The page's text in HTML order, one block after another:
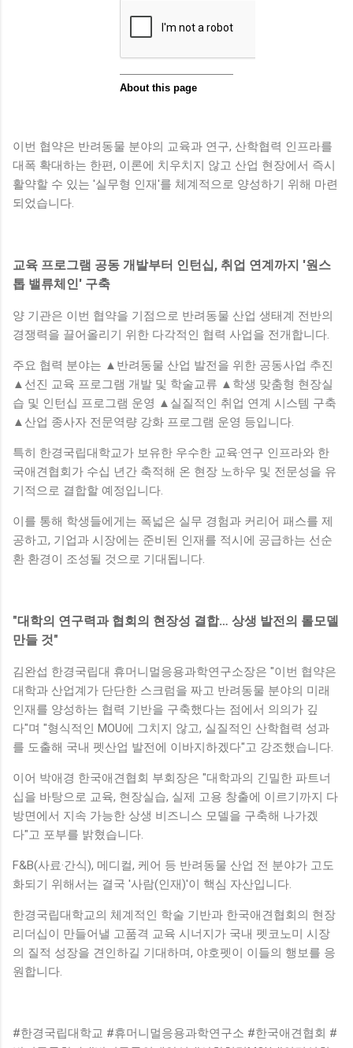
이번 협약은 반려동물 분야의 교육과 연구, 산학협력 인프라를
대폭 확대하는 한편, 이론에 치우치지 않고 산업 현장에서 즉시
활약할 수 있는 '실무형 인재'를 체계적으로 양성하기 위해 마련
되었습니다.
교육 프로그램 공동 개발부터 인턴십, 취업 연계까지 '원스
톱 밸류체인' 구축
양 기관은 이번 협약을 기점으로 반려동물 산업 생태계 전반의
경쟁력을 끌어올리기 위한 다각적인 협력 사업을 전개합니다.
주요 협력 분야는 ▲반려동물 산업 발전을 위한 공동사업 추진
▲선진 교육 프로그램 개발 및 학술교류 ▲학생 맞춤형 현장실
습 및 인턴십 프로그램 운영 ▲실질적인 취업 연계 시스템 구축
▲산업 종사자 전문역량 강화 프로그램 운영 등입니다.
특히 한경국립대학교가 보유한 우수한 교육·연구 인프라와 한
국애견협회가 수십 년간 축적해 온 현장 노하우 및 전문성을 유
기적으로 결합할 예정입니다.
이를 통해 학생들에게는 폭넓은 실무 경험과 커리어 패스를 제
공하고, 기업과 시장에는 준비된 인재를 적시에 공급하는 선순
환 환경이 조성될 것으로 기대됩니다.
"대학의 연구력과 협회의 현장성 결합… 상생 발전의 롤모델
만들 것"
김완섭 한경국립대 휴머니멀응용과학연구소장은 "이번 협약은
대학과 산업계가 단단한 스크럼을 짜고 반려동물 분야의 미래
인재를 양성하는 협력 기반을 구축했다는 점에서 의의가 깊
다"며 "형식적인 MOU에 그치지 않고, 실질적인 산학협력 성과
를 도출해 국내 펫산업 발전에 이바지하겠다"고 강조했습니다.
이어 박애경 한국애견협회 부회장은 "대학과의 긴밀한 파트너
십을 바탕으로 교육, 현장실습, 실제 고용 창출에 이르기까지 다
방면에서 지속 가능한 상생 비즈니스 모델을 구축해 나가겠
다"고 포부를 밝혔습니다.
F&B(사료·간식), 메디컬, 케어 등 반려동물 산업 전 분야가 고도
화되기 위해서는 결국 '사람(인재)'이 핵심 자산입니다.
한경국립대학교의 체계적인 학술 기반과 한국애견협회의 현장
리더십이 만들어낼 고품격 교육 시너지가 국내 펫코노미 시장
의 질적 성장을 견인하길 기대하며, 야호펫이 이들의 행보를 응
원합니다.
#한경국립대학교 #휴머니멀응용과학연구소 #한국애견협회 #